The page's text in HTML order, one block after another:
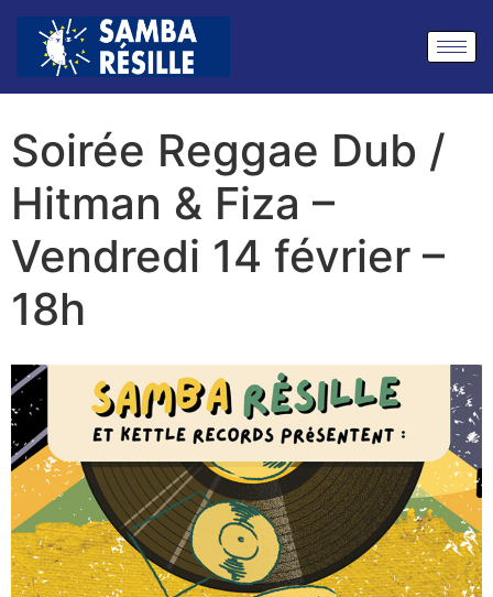
Soirée Reggae Dub /
Hitman & Fiza –
Vendredi 14 février –
18h